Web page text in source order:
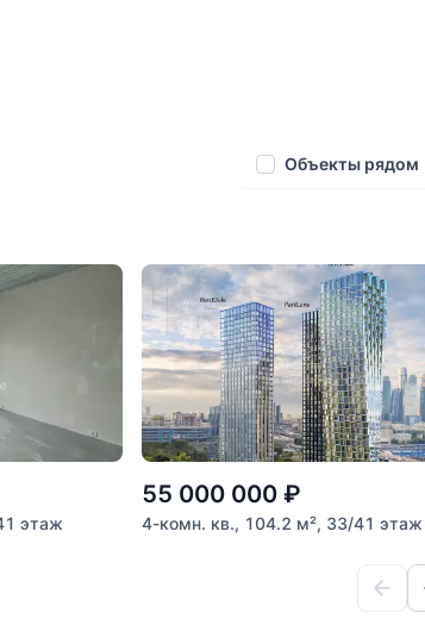
Объекты рядом
этаж
55 000 000 ₽
4-комн. кв., 104.2 м², 33/41 этаж